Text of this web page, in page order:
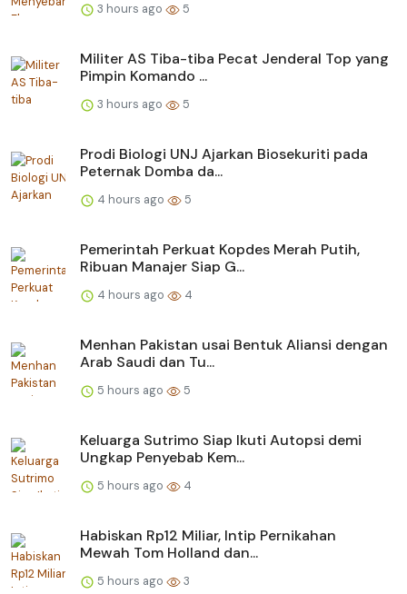
3 hours ago 5
Militer AS Tiba-tiba Pecat Jenderal Top yang
Pimpin Komando ...
3 hours ago 5
Prodi Biologi UNJ Ajarkan Biosekuriti pada
Peternak Domba da...
4 hours ago 5
Pemerintah Perkuat Kopdes Merah Putih,
Ribuan Manajer Siap G...
4 hours ago 4
Menhan Pakistan usai Bentuk Aliansi dengan
Arab Saudi dan Tu...
5 hours ago 5
Keluarga Sutrimo Siap Ikuti Autopsi demi
Ungkap Penyebab Kem...
5 hours ago 4
Habiskan Rp12 Miliar, Intip Pernikahan
Mewah Tom Holland dan...
5 hours ago 3